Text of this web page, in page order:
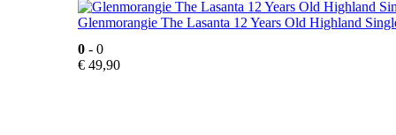
Glenmorangie The Lasanta 12 Years Old Highland
0 - 0
€ 49,90